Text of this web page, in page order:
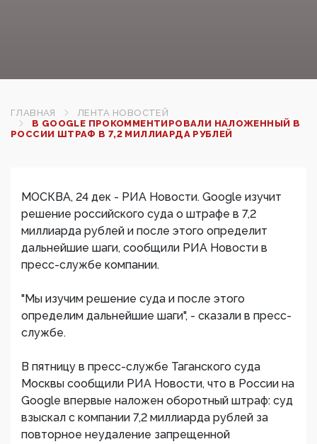
ГЛАВНАЯ
ЛЕНТА НОВОСТЕЙ
В GOOGLE ПРОКОММЕНТИРОВАЛИ НАЛОЖЕННЫЙ В
РОССИИ ШТРАФ В 7,2 МИЛЛИАРДА РУБЛЕЙ
МОСКВА, 24 дек - РИА Новости. Google изучит
решение российского суда о штрафе в 7,2
миллиарда рублей и после этого определит
дальнейшие шаги, сообщили РИА Новости в
пресс-службе компании.
"Мы изучим решение суда и после этого
определим дальнейшие шаги", - сказали в пресс-
службе.
В пятницу в пресс-службе Таганского суда
Москвы сообщили РИА Новости, что в России на
Google впервые наложен оборотный штраф: суд
взыскал с компании 7,2 миллиарда рублей за
повторное неудаление запрещенной